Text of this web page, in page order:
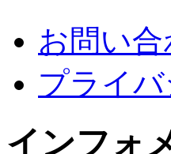
お問い合
プライ
インフォ